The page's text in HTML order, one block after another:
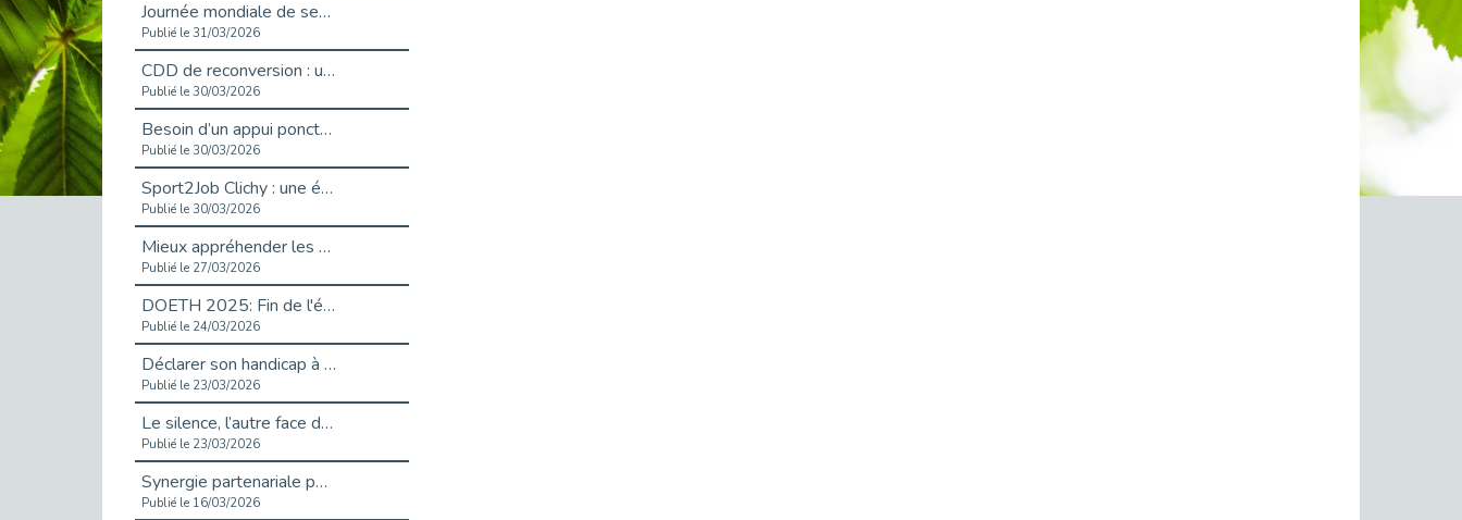
Journée mondiale de sensibilisation à l’autisme
Publié le 31/03/2026
CDD de reconversion : un nouveau contrat pour sécuriser le changement de métier.
Publié le 30/03/2026
Besoin d’un appui ponctuel expertise handicap ?
Publié le 30/03/2026
Sport2Job Clichy : une édition altoséquanaise avec Cap Emploi 92.
Publié le 30/03/2026
Mieux appréhender les enjeux du handicap singulier en entreprise - vidéo
Publié le 27/03/2026
DOETH 2025: Fin de l'écrêtement
Publié le 24/03/2026
Déclarer son handicap à son employeur : un levier professionnel ?
Publié le 23/03/2026
Le silence, l’autre face du recrutement : un appel au respect des candidats.
Publié le 23/03/2026
Synergie partenariale pour l'Inclusion Professionnelle chez Orange
Publié le 16/03/2026